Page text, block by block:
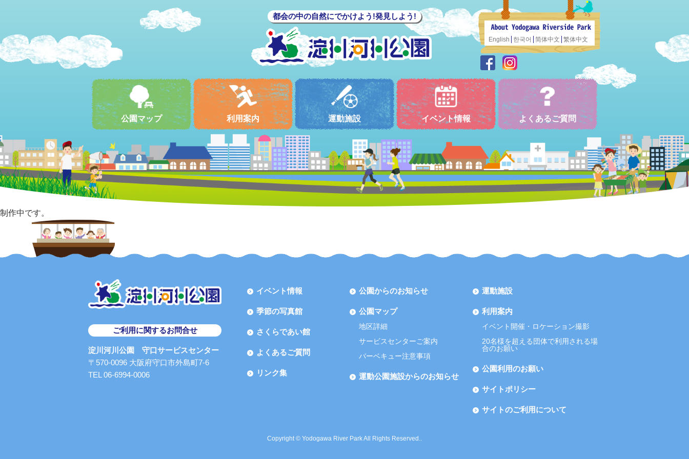
都会の中の自然にでかけよう!発見しよう!
English 한국어 简体中文 繁体中文
公園マップ 利用案内 運動施設 イベント情報 よくあるご質問
制作中です。
ご利用に関するお問合せ
淀川河川公園 守口サービスセンター
〒570-0096 大阪府守口市外島町7-6
TEL 06-6994-0006
イベント情報
季節の写真館
さくらであい館
よくあるご質問
リンク集
公園からのお知らせ
公園マップ
地区詳細
サービスセンターご案内
バーベキュー注意事項
運動公園施設からのお知らせ
運動施設
利用案内
イベント開催・ロケーション撮影
20名様を超える団体で利用される場
合のお願い
公園利用のお願い
サイトポリシー
サイトのご利用について
Copyright © Yodogawa River Park All Rights Reserved..